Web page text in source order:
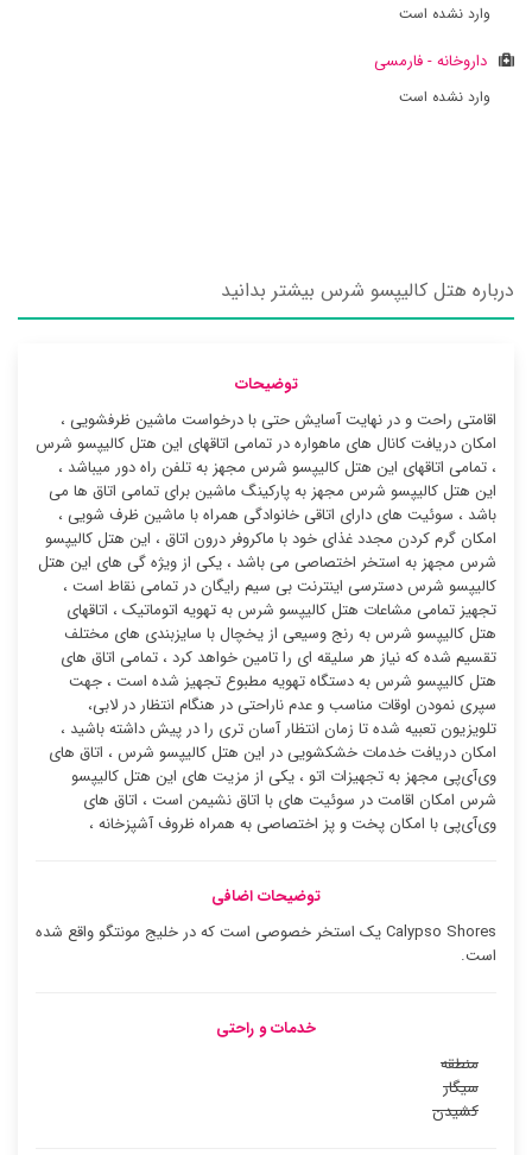
وارد نشده است
داروخانه - فارمسی
وارد نشده است
درباره هتل کالیپسو شرس بیشتر بدانید
توضیحات
اقامتی راحت و در نهایت آسایش حتی با درخواست ماشین ظرفشویی ،
امکان دریافت کانال های ماهواره در تمامی اتاقهای این هتل کالیپسو شرس
، تمامی اتاقهای این هتل کالیپسو شرس مجهز به تلفن راه دور میباشد ،
این هتل کالیپسو شرس مجهز به پارکینگ ماشین برای تمامی اتاق ها می
باشد ، سوئیت ‌های دارای اتاقی خانوادگی همراه با ماشین ظرف شویی ،
امکان گرم کردن مجدد غذای خود با ماکروفر درون اتاق ، این هتل کالیپسو
شرس مجهز به استخر اختصاصی می باشد ، یکی از ویژه گی های این هتل
کالیپسو شرس دسترسی اینترنت بی سیم رایگان در تمامی نقاط است ،
تجهیز تمامی مشاعات هتل کالیپسو شرس به تهویه اتوماتیک ، اتاقهای
هتل کالیپسو شرس به رنج وسیعی از یخچال با سایزبندی های مختلف
تقسیم شده که نیاز هر سلیقه ای را تامین خواهد کرد ، تمامی اتاق های
هتل کالیپسو شرس به دستگاه تهویه مطبوع تجهیز شده است ، جهت
سپری نمودن اوقات مناسب و عدم ناراحتی در هنگام انتظار در لابی،
تلویزیون تعبیه شده تا زمان انتظار آسان تری را در پیش داشته باشید ،
امکان دریافت خدمات خشکشویی در این هتل کالیپسو شرس ، اتاق های
وی‌آی‌پی مجهز به تجهیزات اتو ، یکی از مزیت های این هتل کالیپسو
شرس امکان اقامت در سوئیت ‌های با اتاق نشیمن است ، اتاق های
وی‌آی‌پی با امکان پخت و پز اختصاصی به همراه ظروف آشپزخانه ،
توضیحات اضافی
Calypso Shores یک استخر خصوصی است که در خلیج مونتگو واقع شده
است.
خدمات و راحتی
منطقه
سیگار
کشیدن